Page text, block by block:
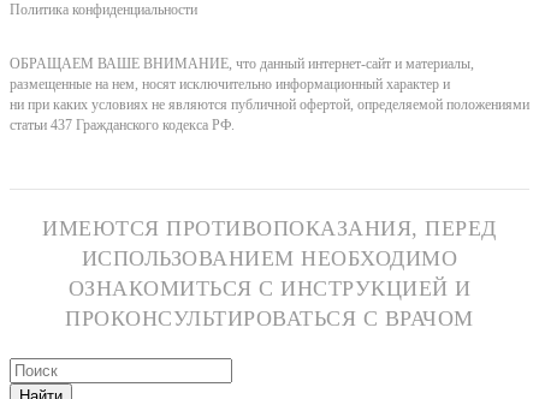
Политика конфиденциальности
ОБРАЩАЕМ ВАШЕ ВНИМАНИЕ, что данный интернет-сайт и материалы,
размещенные на нем, носят исключительно информационный характер и
ни при каких условиях не являются публичной офертой, определяемой положениями
статьи 437 Гражданского кодекса РФ.
ИМЕЮТСЯ ПРОТИВОПОКАЗАНИЯ, ПЕРЕД
ИСПОЛЬЗОВАНИЕМ НЕОБХОДИМО
ОЗНАКОМИТЬСЯ С ИНСТРУКЦИЕЙ И
ПРОКОНСУЛЬТИРОВАТЬСЯ С ВРАЧОМ